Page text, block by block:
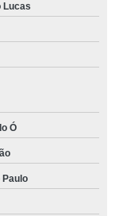
Lucas
Ó